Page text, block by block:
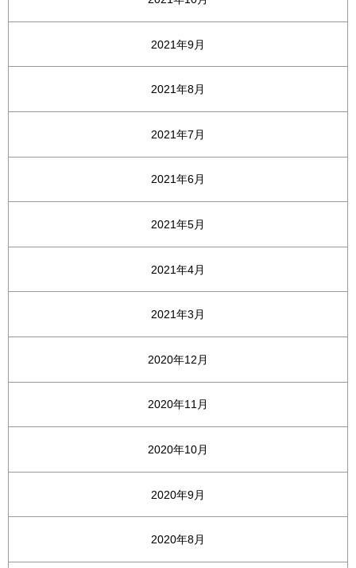
2021年9月
2021年8月
2021年7月
2021年6月
2021年5月
2021年4月
2021年3月
2020年12月
2020年11月
2020年10月
2020年9月
2020年8月